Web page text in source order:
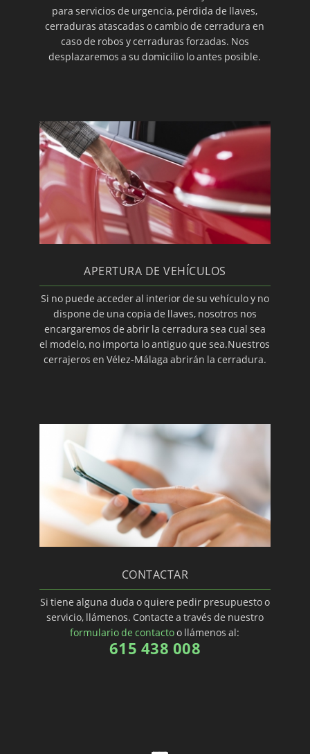
para servicios de urgencia, pérdida de llaves,
cerraduras atascadas o cambio de cerradura en
caso de robos y cerraduras forzadas. Nos
desplazaremos a su domicilio lo antes posible.
APERTURA DE VEHÍCULOS
Si no puede acceder al interior de su vehículo y no
dispone de una copia de llaves, nosotros nos
encargaremos de abrir la cerradura sea cual sea
el modelo, no importa lo antiguo que sea.Nuestros
cerrajeros en Vélez-Málaga abrirán la cerradura.
CONTACTAR
Si tiene alguna duda o quiere pedir presupuesto o
servicio, llámenos. Contacte a través de nuestro
formulario de contactoo llámenos al:
615 438 008